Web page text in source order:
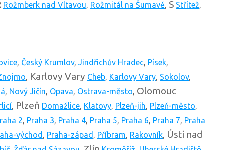
Rožmberk nad Vltavou, Rožmitál na Šumavě, S Střítež,
, Český Krumlov, Jindřichův Hradec, Písek,
, Karlovy Vary Cheb, Karlovy Vary, Sokolov,
, Nový Jičín, Opava, Ostrava-město, Olomouc
, Plzeň Domažlice, Klatovy, Plzeň-jih, Plzeň-město,
2, Praha 3, Praha 4, Praha 5, Praha 6, Praha 7, Praha
východ , Praha-západ , Příbram, Rakovník, Ústí nad